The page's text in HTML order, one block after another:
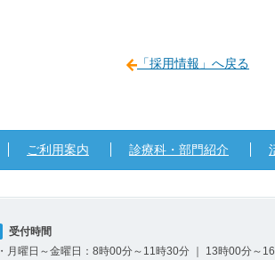
「採用情報」へ戻る
ご利用案内 診療科・部門紹介
受付時間
・月曜日～金曜日：8時00分～11時30分 ｜ 13時00分～